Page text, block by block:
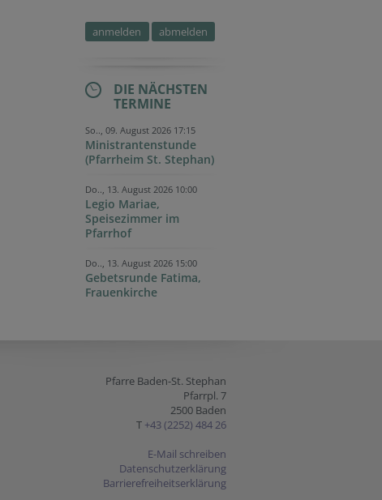
DIE NÄCHSTEN
TERMINE
So.., 09. August 2026 17:15
Ministrantenstunde
(Pfarrheim St. Stephan)
Do.., 13. August 2026 10:00
Legio Mariae,
Speisezimmer im
Pfarrhof
Do.., 13. August 2026 15:00
Gebetsrunde Fatima,
Frauenkirche
Pfarre Baden-St. Stephan
Pfarrpl. 7
2500 Baden
T +43 (2252) 484 26
E-Mail schreiben
Datenschutzerklärung
Barrierefreiheitserklärung